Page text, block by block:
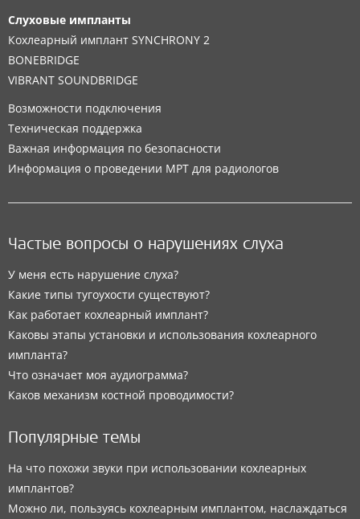
Слуховые импланты
Кохлеарный имплант SYNCHRONY 2
BONEBRIDGE
VIBRANT SOUNDBRIDGE
Возможности подключения
Техническая поддержка
Важная информация по безопасности
Информация о проведении МРТ для радиологов
Частые вопросы о нарушениях слуха
У меня есть нарушение слуха?
Какие типы тугоухости существуют?
Как работает кохлеарный имплант?
Каковы этапы установки и использования кохлеарного
импланта?
Что означает моя аудиограмма?
Каков механизм костной проводимости?
Популярные темы
На что похожи звуки при использовании кохлеарных
имплантов?
Можно ли, пользуясь кохлеарным имплантом, наслаждаться